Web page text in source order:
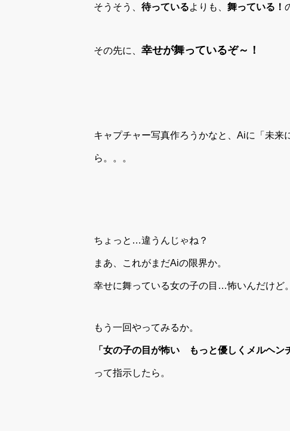
そうそう、 待っているよりも、 舞っている！
その先に、 幸せが舞っているぞ～！
キャプチャー写真作ろうかなと、Aiに「未来
ら。。。
ちょっと…違うんじゃね？
まあ、これがまだAiの限界か。
幸せに舞っている女の子の目…怖いんだけど
もう一回やってみるか。
「女の子の目が怖い もっと優しくメルヘン
って指示したら。